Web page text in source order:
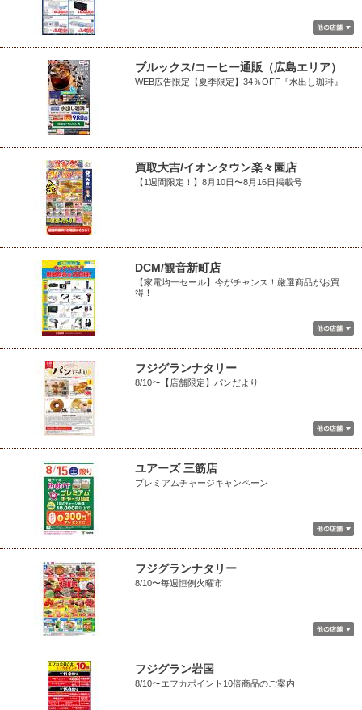
ブルックス/コーヒー通販（広島エリア）
WEB広告限定【夏季限定】34％OFF『水出し珈琲』
買取大吉/イオンタウン楽々園店
【1週間限定！】8月10日〜8月16日掲載号
DCM/観音新町店
【家電均一セール】今がチャンス！厳選商品がお買
得！
フジグランナタリー
8/10〜【店舗限定】パンだより
ユアーズ 三筋店
プレミアムチャージキャンペーン
フジグランナタリー
8/10〜毎週恒例火曜市
フジグラン岩国
8/10〜エフカポイント10倍商品のご案内